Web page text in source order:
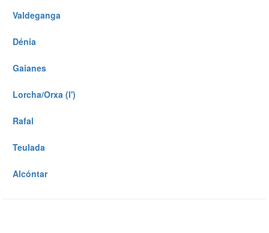
Valdeganga
Dénia
Gaianes
Lorcha/Orxa (l')
Rafal
Teulada
Alcóntar